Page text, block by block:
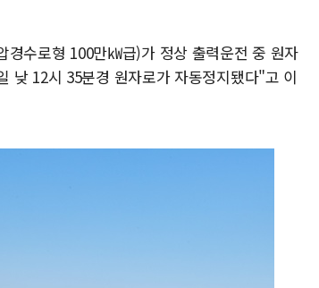
구미 폐염산처리업체서 불 2시간
해군과 함께하는 '불금전파, 송정' 시
강원도 폭염특보 11일째…온열질
수로형 100만㎾급)가 정상 출력운전 중 원자
낮 12시 35분경 원자로가 자동정지됐다"고 이